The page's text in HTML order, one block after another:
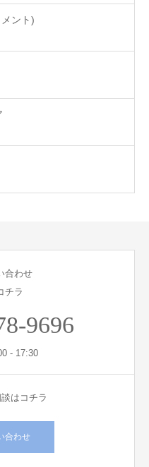
ント)
合わせ
チラ
9696
- 17:30
はコチラ
合わせ